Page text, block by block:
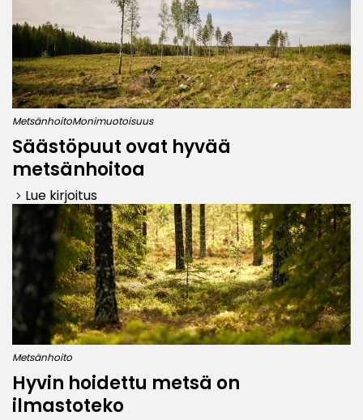
MetsänhoitoMonimuotoisuus
Säästöpuut ovat hyvää
metsänhoitoa
keyboard_arrow_right Lue kirjoitus
Metsänhoito
Hyvin hoidettu metsä on
ilmastoteko